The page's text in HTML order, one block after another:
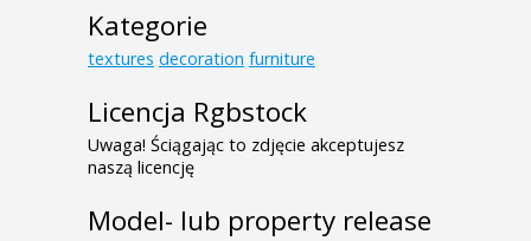
Kategorie
textures decoration furniture
Licencja Rgbstock
Uwaga! Ściągając to zdjęcie akceptujesz
naszą licencję
Model- lub property release